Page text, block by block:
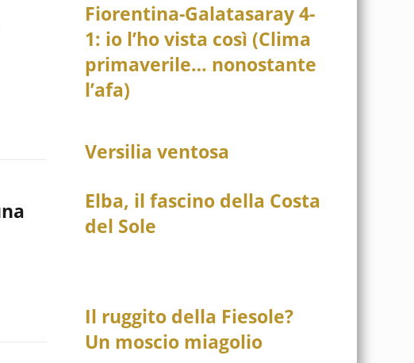
Fiorentina-Galatasaray 4-
1: io l’ho vista così (Clima
primaverile… nonostante
l’afa)
Versilia ventosa
Elba, il fascino della Costa
del Sole
Il ruggito della Fiesole?
Un moscio miagolio